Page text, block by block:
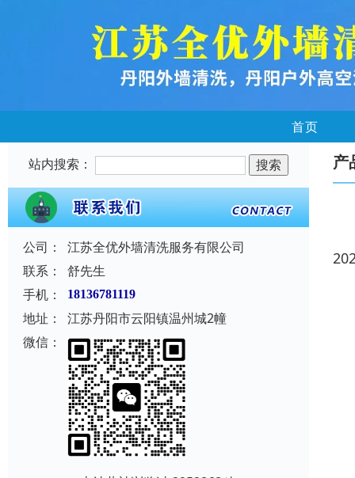
首页
站内搜索：
公司：
江苏全优外墙清洗服务有限公司
联系：
舒先生
手机：
18136781119
地址：
江苏丹阳市云阳镇温州城2幢
微信：
产